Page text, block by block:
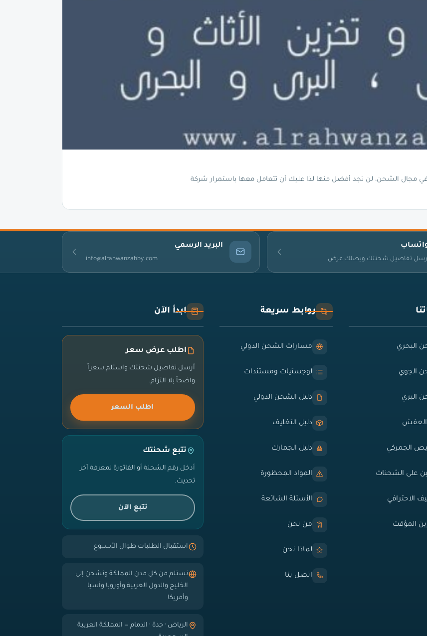
مجال الشحن، لن تجد أفضل منها لذا عليك أن تتعامل معها باستمرار شركة
تفاصيل شحنتك ويصلك عرض
البريد الرسمي
info@alrahwanzahby.com
البحري
الجوي
البري
العفش
الجمركي
على الشحنات
الاحترافي
المؤقت
روابط سريعة
مسارات الشحن الدولي
لوجستيات ومستندات
دليل الشحن الدولي
دليل التغليف
دليل الجمارك
المواد المحظورة
الأسئلة الشائعة
من نحن
لماذا نحن
اتصل بنا
ابدأ الآن
اطلب عرض سعر
أرسل تفاصيل شحنتك واستلم سعراً
واضحاً بلا التزام.
اطلب السعر
تتبع شحنتك
أدخل رقم الشحنة أو الفاتورة لمعرفة آخر
تحديث.
تتبع الآن
استقبال الطلبات طوال الأسبوع
نستلم من كل مدن المملكة ونشحن إلى
الخليج والدول العربية وأوروبا وآسيا
وأمريكا
الرياض · جدة · الدمام — المملكة العربية